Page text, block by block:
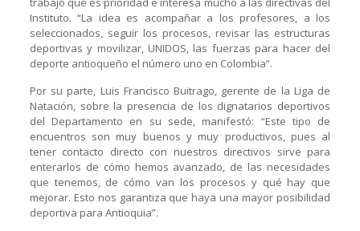
Instituto. “La idea es acompañar a los profesores, a los
seleccionados, seguir los procesos, revisar las estructuras
deportivas y movilizar, UNIDOS, las fuerzas para hacer del
deporte antioqueño el número uno en Colombia”.
Por su parte, Luis Francisco Buitrago, gerente de la Liga de
Natación, sobre la presencia de los dignatarios deportivos
del Departamento en su sede, manifestó: “Este tipo de
encuentros son muy buenos y muy productivos, pues al
tener contacto directo con nuestros directivos sirve para
enterarlos de cómo hemos avanzado, de las necesidades
que tenemos, de cómo van los procesos y qué hay que
mejorar. Esto nos garantiza que haya una mayor posibilidad
deportiva para Antioquia”.